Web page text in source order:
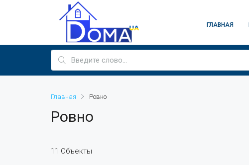
ГЛАВНАЯ
Главная Ровно
Ровно
11 Объекты